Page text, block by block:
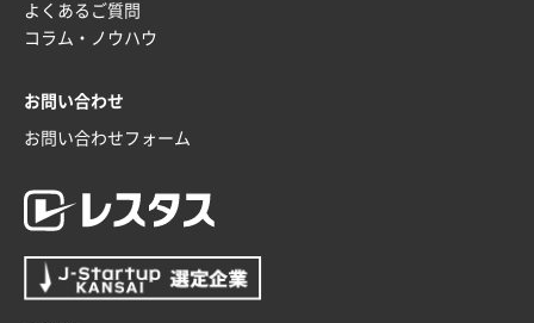
A4バインダー(2ツ折)
2025年12月24日 14:43
青森県K社様
安い
東京都M社様
ワンポイント箔押し紙袋 M横サイズ(A4対応)
よくあるご質問
コラム・ノウハウ
お問い合わせ
お問い合わせフォーム